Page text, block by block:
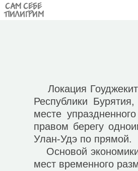
САМ СЕБЕ
ПИЛИГРИМ
Локация
Республики
месте
правом берегу
Улан-Удэ по прямой.
Основой экономики
мест временного